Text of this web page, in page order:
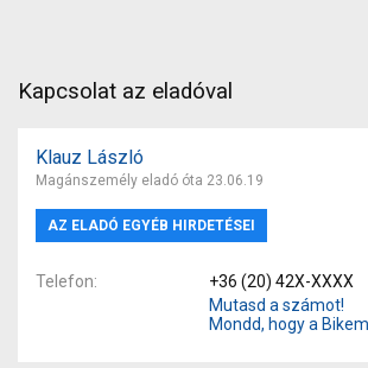
Kapcsolat az eladóval
Klauz László
Magánszemély eladó óta 23.06.19
AZ ELADÓ EGYÉB HIRDETÉSEI
Telefon
+36 (20) 42X-XXXX
Mutasd a számot!
Mondd, hogy a